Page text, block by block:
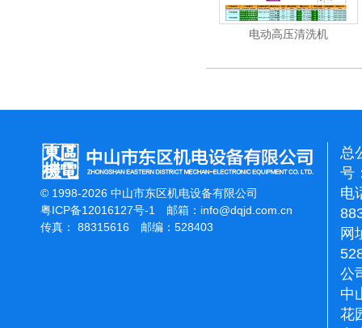
电动高压清洗机
© 1998-2026 中山市东区机电设备有限公司
粤ICP备12016127号-1
邮箱： info@dqjd.com.cn
传真： 88315616 邮编：528403
总
号
电
网
公
中
花